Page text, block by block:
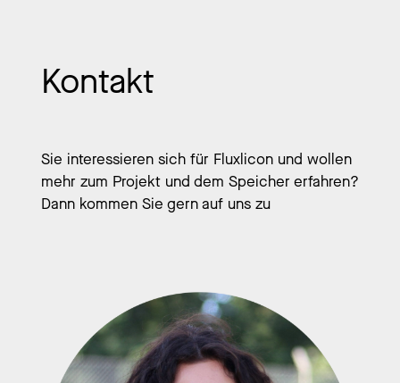
Kontakt
Sie interessieren sich für Fluxlicon und wollen
mehr zum Projekt und dem Speicher erfahren?
Dann kommen Sie gern auf uns zu